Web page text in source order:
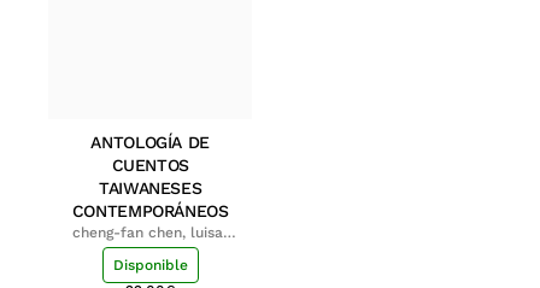
ANTOLOGÍA DE
CUENTOS
TAIWANESES
CONTEMPORÁNEOS
cheng-fan chen, luisa;
shu-ying chang, luisa
Disponible